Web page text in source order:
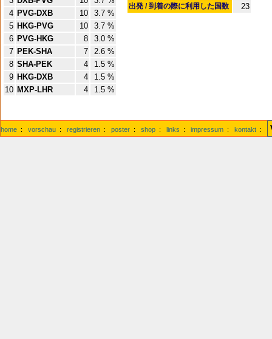
4 PVG-DXB 10
3.7 %
5 HKG-PVG 10
3.7 %
6 PVG-HKG 8
3.0 %
7 PEK-SHA 7
2.6 %
8 SHA-PEK 4
1.5 %
9 HKG-DXB 4
1.5 %
10 MXP-LHR 4 1.5 %
出発 / 到着の際に利用した国数 23
home : vorschau : registrieren : poster : shop : links : impressum : kontakt :